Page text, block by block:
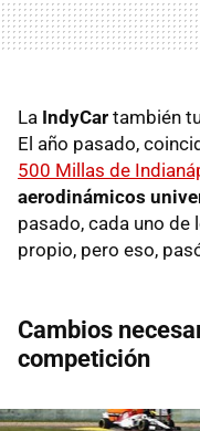
La IndyCar también
El año pasado,
500 Millas de
aerodinámicos
pasado, cada uno
propio, pero eso,
Cambios
competición